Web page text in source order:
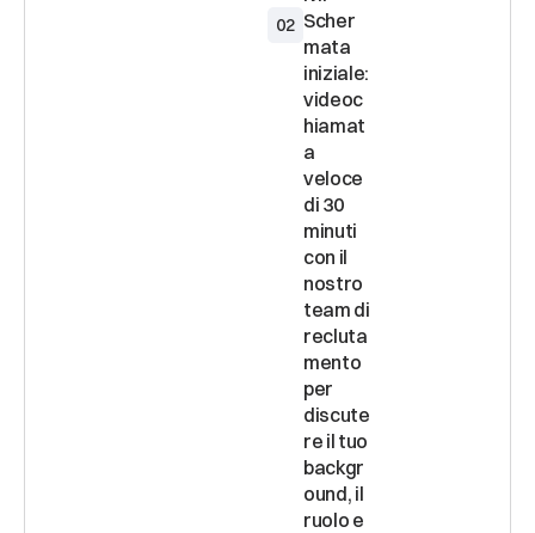
02 Scher
mata
iniziale:
videoc
hiamat
a
veloce
di 30
minuti
con il
nostro
team di
recluta
mento
per
discute
re il tuo
backgr
ound, il
ruolo e